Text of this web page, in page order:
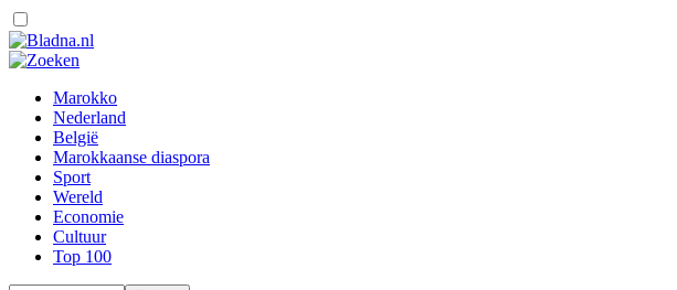
Marokko
Nederland
België
Marokkaanse diaspora
Sport
Wereld
Economie
Cultuur
Top 100